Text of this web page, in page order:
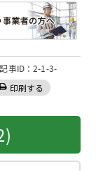
事ID：2-1-3-
印刷する